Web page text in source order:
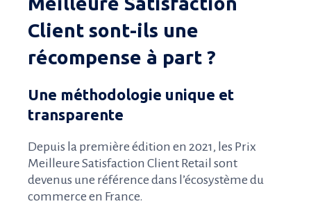
Client sont-ils une
récompense à part ?
Une méthodologie unique et
transparente
Depuis la première édition en 2021, les Prix
Meilleure Satisfaction Client Retail sont
devenus une référence dans l’écosystème du
commerce en France.